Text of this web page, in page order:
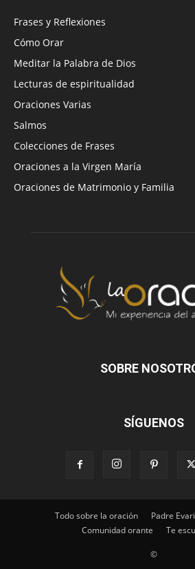
Frases y Reflexiones
Cómo Orar
Meditar la Palabra de Dios
Lecturas de espiritualidad
Oraciones Varias
Salmos
Colecciones de Frases
Oraciones a la Virgen María
Oraciones de Matrimonio y Familia
SOBRE
SÍGUENOS
Todo sobre la oración
Padre
Comunidad orante
Te
©